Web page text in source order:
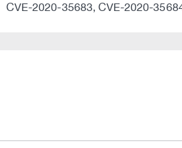
CVE-2020-35683, CVE-2020-